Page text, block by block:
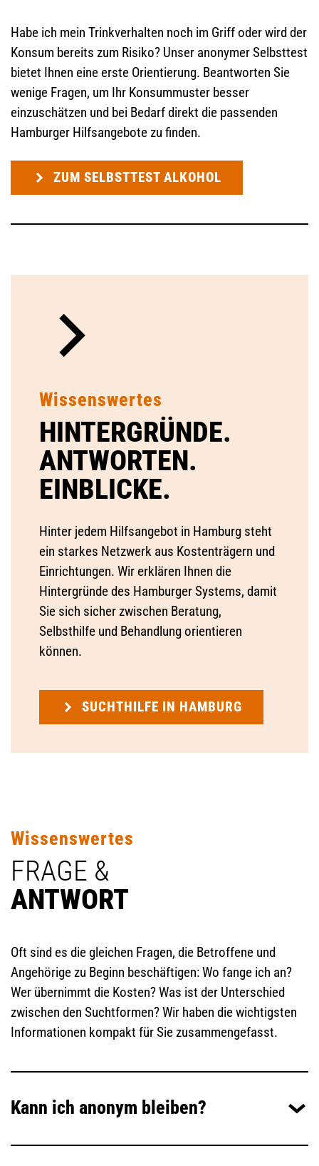
Habe ich mein Trinkverhalten noch im Griff oder wird der
Konsum bereits zum Risiko? Unser anonymer Selbsttest
bietet Ihnen eine erste Orientierung. Beantworten Sie
wenige Fragen, um Ihr Konsummuster besser
einzuschätzen und bei Bedarf direkt die passenden
Hamburger Hilfsangebote zu finden.
ZUM SELBSTTEST ALKOHOL
Wissenswertes
HINTERGRÜNDE.
ANTWORTEN.
EINBLICKE.
Hinter jedem Hilfsangebot in Hamburg steht
ein starkes Netzwerk aus Kostenträgern und
Einrichtungen. Wir erklären Ihnen die
Hintergründe des Hamburger Systems, damit
Sie sich sicher zwischen Beratung,
Selbsthilfe und Behandlung orientieren
können.
SUCHTHILFE IN HAMBURG
Wissenswertes
FRAGE &
ANTWORT
Oft sind es die gleichen Fragen, die Betroffene und
Angehörige zu Beginn beschäftigen: Wo fange ich an?
Wer übernimmt die Kosten? Was ist der Unterschied
zwischen den Suchtformen? Wir haben die wichtigsten
Informationen kompakt für Sie zusammengefasst.
Kann ich anonym bleiben?